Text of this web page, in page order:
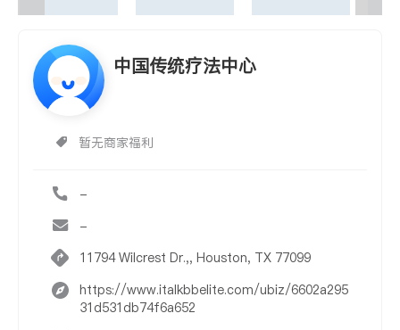
中国传统疗法中心
暂无商家福利
-
-
11794 Wilcrest Dr.,, Houston, TX 77099
https://www.italkbbelite.com/ubiz/6602a295
31d531db74f6a652